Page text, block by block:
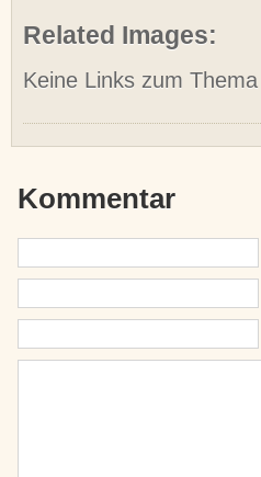
Related Images:
Keine Links zum Thema
Kommentar